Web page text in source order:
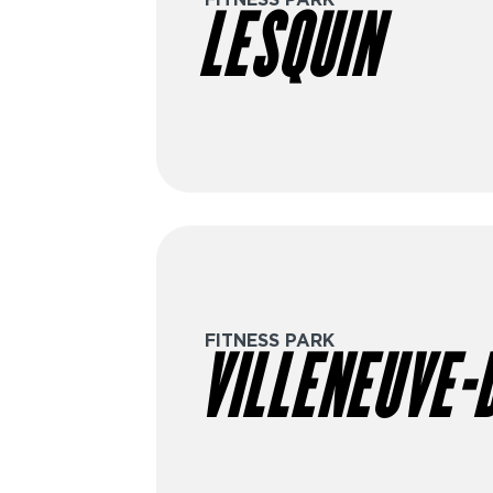
dès 19€/4 semaines, options
premium, etc. Prêt à passer à
gratuite dans le club de ton choix
LESQUIN
FITNESS PARK